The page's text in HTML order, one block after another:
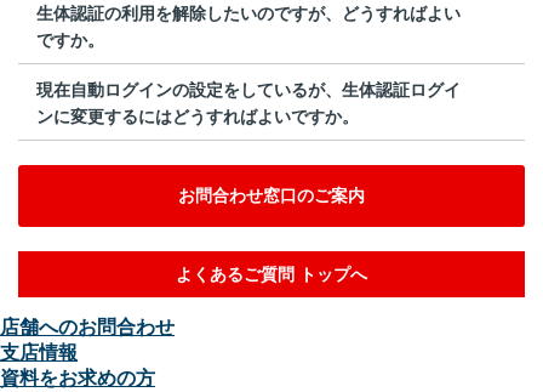
生体認証の利用を解除したいのですが、どうすればよい
ですか。
現在自動ログインの設定をしているが、生体認証ログイ
ンに変更するにはどうすればよいですか。
お問合わせ窓口のご案内
よくあるご質問 トップへ
店舗へのお問合わせ
支店情報
資料をお求めの方